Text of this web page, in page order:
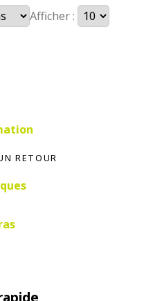
Afficher :
RETOUR